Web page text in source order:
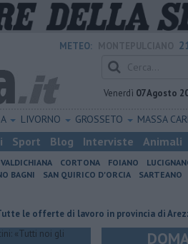
METEO:
Venerdì 07 Agosto
LIVORNO GROSSETO MASSA
Sport Blog Interviste Animali
CORTONA FOIANO
BAGNI SAN QUIRICO D'ORCIA SARTEANO
di lavoro in provincia di Arezzo